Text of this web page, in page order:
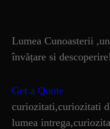
Lumea Cunoasterii
învățare si descoperire!
Get a Quote
curiozitati,curiozitati
lumea